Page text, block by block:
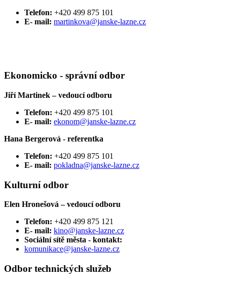
Telefon: +420 499 875 101
E- mail: martinkova@janske-lazne.cz
Ekonomicko - správní odbor
Jiří Martinek – vedoucí odboru
Telefon: +420 499 875 101
E- mail: ekonom@janske-lazne.cz
Hana Bergerová - referentka
Telefon: +420 499 875 101
E- mail: pokladna@janske-lazne.cz
Kulturní odbor
Elen Hronešová – vedoucí odboru
Telefon: +420 499 875 121
E- mail: kino@janske-lazne.cz
Sociální sítě města - kontakt:
komunikace@janske-lazne.cz
Odbor technických služeb